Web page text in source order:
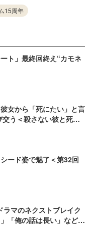
15周年
ト」最終回終え“カモネ
女から「死にたい」と言
う＜殺さない彼と死な
ード姿で魅了＜第32回
ラマのネクストブレイク
「俺の話は長い」などか